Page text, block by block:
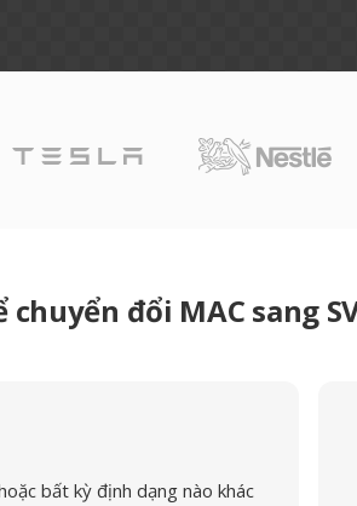
đổi MAC sang
bất kỳ định dạng nào khác